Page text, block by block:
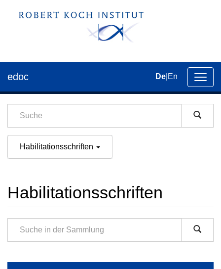
der
edoc De En
Habilitationsschriften
Habilitationsschriften